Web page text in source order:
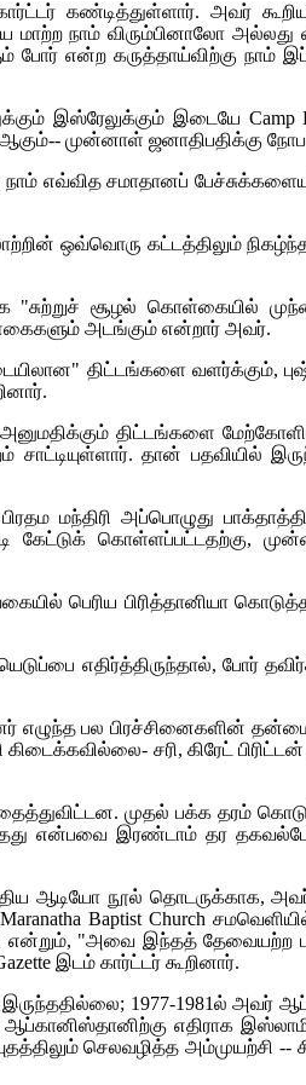
கண்டித்துள்ளார். அவர்
நாம் விரும்பினாலோ அல்லது
என்ற கருத்தாய்விற்கு நாம்
இஸ்ரேலுக்கும் இடையே Camp
முன்னாள் ஜனாதிபதிக்கு நோபல்
எவ்வித சமாதானப்
ஒவ்வொரு கட்டத்திலும்
"சுற்றுச் சூழல் கொள்கையில்
அடங்கும் என்றார் அவர்.
திட்டங்களை வளர்க்கும்,
திட்டங்களை
தான் பதவியில்
மந்திரி அப்பொழுது
கொள்ளப்பட்டதற்கு,
பெரிய பிரித்தானியா
போர்
எழுந்த பல பிரச்சினைகளின்
சரி, கிரேட்
முதல் பக்க தரம்
என்பவை இரண்டாம் தர
ஆடியோ நூல் தொடருக்காக,
Maranatha Baptist Church
என்றும், "அவை இந்தத் தேவையற்ற
இடம் கார்ட்டர் கூறினார்.
1977-1981ல் அவர்
ஆப்கானிஸ்தானிற்கு எதிராக
செலவழித்த அம்முயற்சி --